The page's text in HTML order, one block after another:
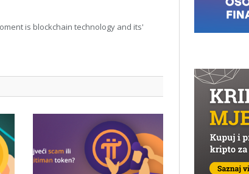
is blockchain technology and its'